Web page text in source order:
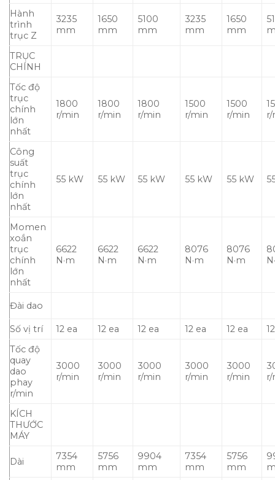
Hành
trình
trục Z
3235
mm
1650
mm
5100
mm
3235
mm
1650
mm
TRỤC
CHÍNH
Tốc độ
trục
chính
lớn
nhất
1800
r/min
1800
r/min
1800
r/min
1500
r/min
1500
r/min
Công
suất
trục
chính
lớn
nhất
55 kW 55 kW 55 kW 55 kW 55 kW
Momen
xoắn
trục
chính
lớn
nhất
6622
N·m
6622
N·m
6622
N·m
8076
N·m
8076
N·m
Đài dao
Số vị trí 12 ea 12 ea 12 ea 12 ea 12 ea
Tốc độ
quay
dao
phay
r/min
3000
r/min
3000
r/min
3000
r/min
3000
r/min
3000
r/min
KÍCH
THƯỚC
MÁY
Dài
7354
mm
5756
mm
9904
mm
7354
mm
5756
mm